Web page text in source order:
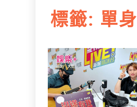
標籤: 單身